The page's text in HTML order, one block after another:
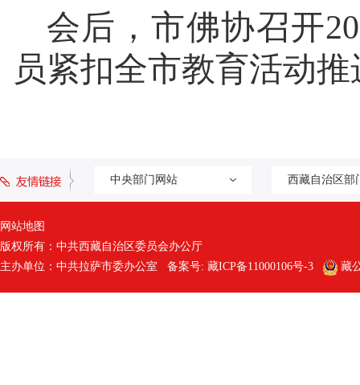
会后，市佛协召开
员紧扣全市教育活动
中央部门网站 西藏自治区部
网站地图
版权所有：中共西藏自治区委员会办公厅
主办单位：中共拉萨市委办公室 备案号: 藏ICP备11000106号-3 藏